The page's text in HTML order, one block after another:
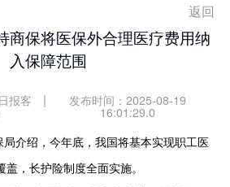
返回
商保将医保外合理医疗费用纳
入保障范围
报客 | 发布时间：2025-08-19
16:01:29.0
局介绍，今年底，我国将基本实现职工医
，长护险制度全面实施。